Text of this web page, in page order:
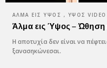
ΆΛΜΑ ΕΙΣ ΎΨΟΣ , ΥΨΟΣ
Άλμα εις Ύψος –
Η αποτυχία δεν είναι να
ξανασηκώνεσαι.